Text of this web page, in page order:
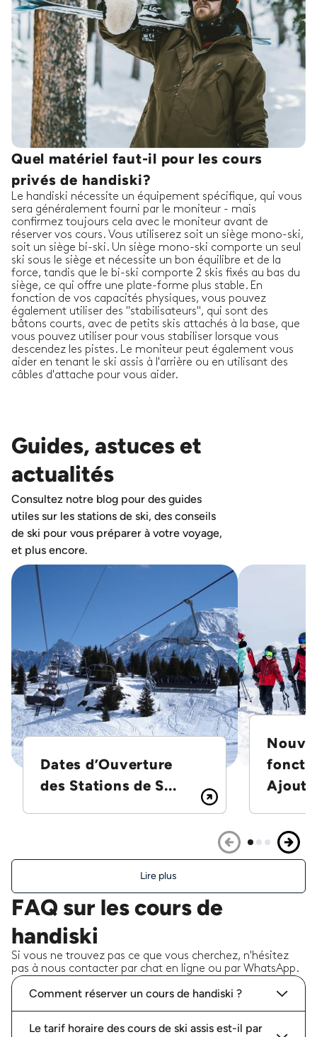
Quel matériel faut-il pour les cours
privés de handiski?
Le handiski nécessite un équipement spécifique, qui vous
sera généralement fourni par le moniteur - mais
confirmez toujours cela avec le moniteur avant de
réserver vos cours. Vous utiliserez soit un siège mono-ski,
soit un siège bi-ski. Un siège mono-ski comporte un seul
ski sous le siège et nécessite un bon équilibre et de la
force, tandis que le bi-ski comporte 2 skis fixés au bas du
siège, ce qui offre une plate-forme plus stable. En
fonction de vos capacités physiques, vous pouvez
également utiliser des "stabilisateurs", qui sont des
bâtons courts, avec de petits skis attachés à la base, que
vous pouvez utiliser pour vous stabiliser lorsque vous
descendez les pistes. Le moniteur peut également vous
aider en tenant le ski assis à l'arrière ou en utilisant des
câbles d'attache pour vous aider.
Guides, astuces et
actualités
Consultez notre blog pour des guides
utiles sur les stations de ski, des conseils
de ski pour vous préparer à votre voyage,
et plus encore.
Dates d’Ouverture
des Stations de S...
Lire plus
FAQ sur les cours de
handiski
Si vous ne trouvez pas ce que vous cherchez, n'hésitez
pas à nous contacter par chat en ligne ou par WhatsApp.
Comment réserver un cours de handiski ?
Le tarif horaire des cours de ski assis est-il par